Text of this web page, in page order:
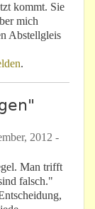
kommt. Sie
mich
Abstellgleis
.
2012 -
Man trifft
falsch."